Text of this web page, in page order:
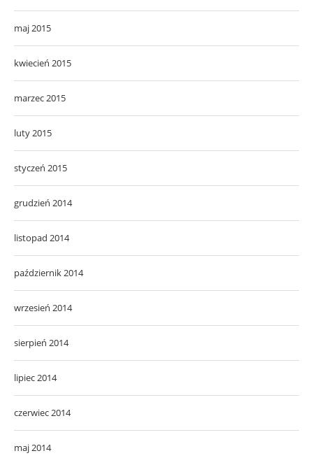
maj 2015
kwiecień 2015
marzec 2015
luty 2015
styczeń 2015
grudzień 2014
listopad 2014
październik 2014
wrzesień 2014
sierpień 2014
lipiec 2014
czerwiec 2014
maj 2014